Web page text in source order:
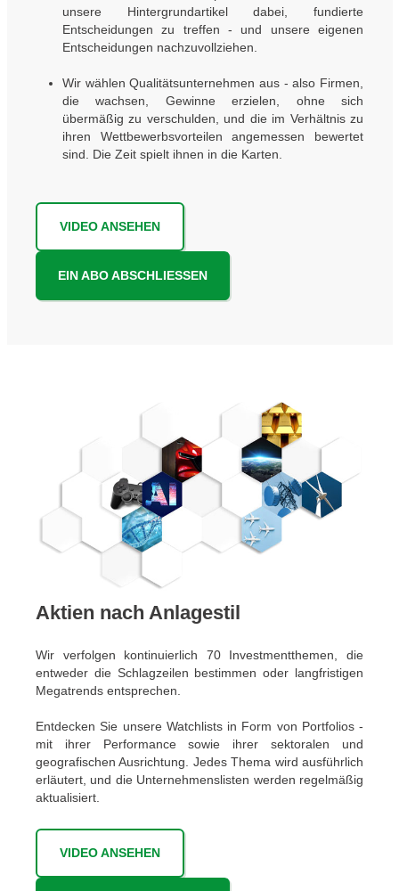
unsere Hintergrundartikel dabei, fundierte
Entscheidungen zu treffen - und unsere eigenen
Entscheidungen nachzuvollziehen.
Wir wählen Qualitätsunternehmen aus - also Firmen,
die wachsen, Gewinne erzielen, ohne sich
übermäßig zu verschulden, und die im Verhältnis zu
ihren Wettbewerbsvorteilen angemessen bewertet
sind. Die Zeit spielt ihnen in die Karten.
VIDEO ANSEHEN
EIN ABO ABSCHLIESSEN
Aktien nach Anlagestil
Wir verfolgen kontinuierlich 70 Investmentthemen, die
entweder die Schlagzeilen bestimmen oder langfristigen
Megatrends entsprechen.
Entdecken Sie unsere Watchlists in Form von Portfolios -
mit ihrer Performance sowie ihrer sektoralen und
geografischen Ausrichtung. Jedes Thema wird ausführlich
erläutert, und die Unternehmenslisten werden regelmäßig
aktualisiert.
VIDEO ANSEHEN